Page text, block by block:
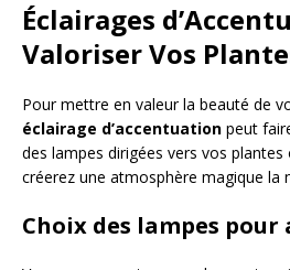
Éclairages
Valoriser Vos
Pour mettre en valeur la beauté de
éclairage d’accentuation peut
des lampes dirigées vers vos
créerez une atmosphère magique la
Choix des lampes